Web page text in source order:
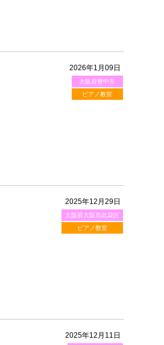
2026年1月09日
大阪府豊中市
ピアノ教室
2025年12月29日
大阪府大阪市此花区
ピアノ教室
2025年12月11日